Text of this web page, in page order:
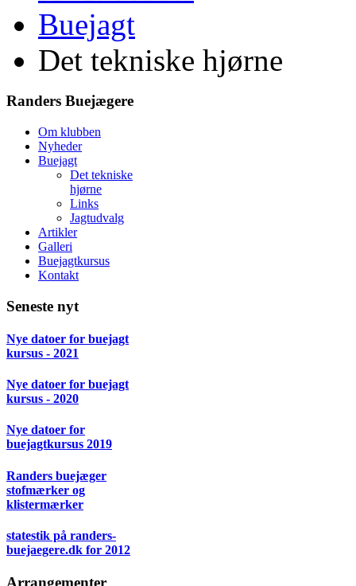
Buejagt
Det tekniske hjørne
Randers Buejægere
Om klubben
Nyheder
Buejagt
Det tekniske
hjørne
Links
Jagtudvalg
Artikler
Galleri
Buejagtkursus
Kontakt
Seneste nyt
Nye datoer for buejagt
kursus - 2021
Nye datoer for buejagt
kursus - 2020
Nye datoer for
buejagtkursus 2019
Randers buejæger
stofmærker og
klistermærker
statestik på randers-
buejaegere.dk for 2012
Arrangementer